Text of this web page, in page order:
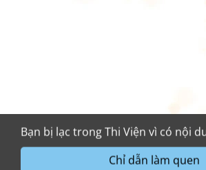
Chỉ dẫn làm quen
Bạn bị lạc trong Thi Viện vì có nội